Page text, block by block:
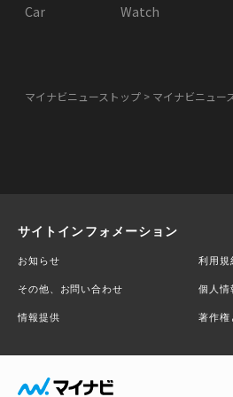
Car Watch
マイナビニューストップ マイナビニュー
サイトインフォメーション
お知らせ 利用規
その他、お問い合わせ 個人情
情報提供 著作権